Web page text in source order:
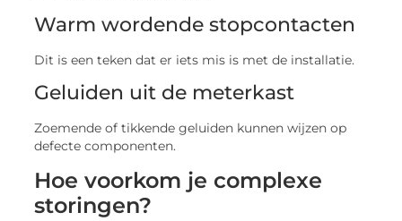
Warm wordende stopcontacten
Dit is een teken dat er iets mis is met de installatie.
Geluiden uit de meterkast
Zoemende of tikkende geluiden kunnen wijzen op
defecte componenten.
Hoe voorkom je complexe
storingen?